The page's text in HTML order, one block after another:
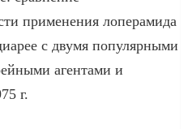
применения лоперамида
с двумя популярными
агентами и
г.